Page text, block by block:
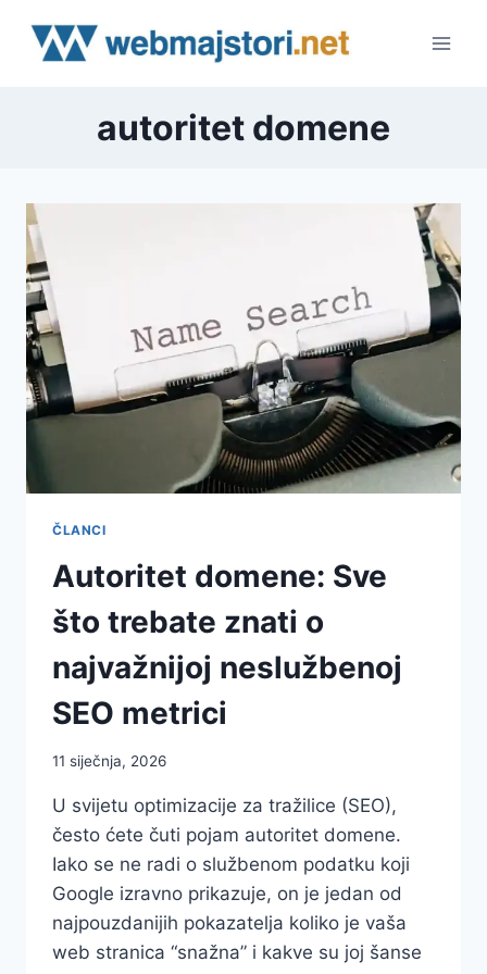
autoritet domene
ČLANCI
Autoritet domene: Sve
što trebate znati o
najvažnijoj neslužbenoj
SEO metrici
11 siječnja, 2026
U svijetu optimizacije za tražilice (SEO),
često ćete čuti pojam autoritet domene.
Iako se ne radi o službenom podatku koji
Google izravno prikazuje, on je jedan od
najpouzdanijih pokazatelja koliko je vaša
web stranica “snažna” i kakve su joj šanse